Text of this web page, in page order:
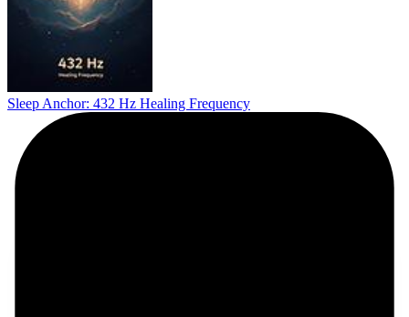
Sleep Anchor: 432 Hz Healing Frequency